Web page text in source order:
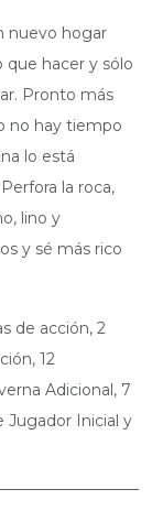
nuevo hogar
que hacer y sólo
Pronto más
no hay tiempo
lo está
la roca,
lino y
y sé más rico
de acción, 2
12
Adicional, 7
Jugador Inicial y